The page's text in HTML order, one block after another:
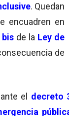
. Quedan
encuadren en
bis de la Ley de
de
el decreto